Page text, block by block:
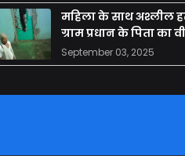
महिला के साथ अश्लील
ग्राम प्रधान के पिता का
September 03, 2025